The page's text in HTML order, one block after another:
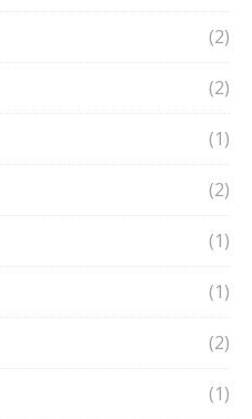
(2)
(2)
(1)
(2)
(1)
(1)
(2)
(1)